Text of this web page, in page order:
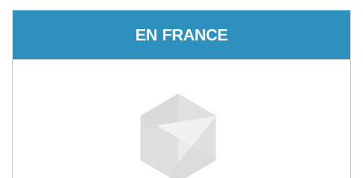
EN FRANCE